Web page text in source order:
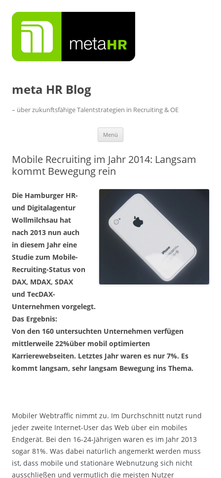
Inhalt
springen
meta HR Blog
– über zukunftsfähige Talentstrategien in Recruiting & OE
Menü
Mobile Recruiting im Jahr 2014: Langsam
kommt Bewegung rein
Die Hamburger HR-
und Digitalagentur
Wollmilchsau hat
nach 2013 nun auch
in diesem Jahr eine
Studie zum Mobile-
Recruiting-Status von
DAX, MDAX, SDAX
und TecDAX-
Unternehmen vorgelegt.
Das Ergebnis:
Von den 160 untersuchten Unternehmen verfügen
mittlerweile 22%über mobil optimierten
Karrierewebseiten. Letztes Jahr waren es nur 7%. Es
kommt langsam, sehr langsam Bewegung ins Thema.
Mobiler Webtraffic nimmt zu. Im Durchschnitt nutzt rund
jeder zweite Internet-User das Web über ein mobiles
Endgerät. Bei den 16-24-Jährigen waren es im Jahr 2013
sogar 81%. Was dabei natürlich angemerkt werden muss
ist, dass mobile und stationäre Webnutzung sich nicht
ausschließen und vermutlich die meisten Nutzer